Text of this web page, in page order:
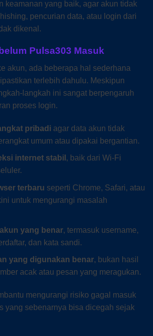
keamanan yang baik, agar akun tidak
pencurian data, atau login dari
dikenal.
Pulsa303 Masuk
akun, ada beberapa hal sederhana
terlebih dahulu. Meskipun
langkah ini sangat berpengaruh
proses login.
pribadi agar data akun tidak
umum atau dipakai bergantian.
internet stabil , baik dari Wi-Fi
terbaru seperti Chrome, Safari, atau
untuk mengurangi masalah
yang benar, termasuk username,
dan kata sandi.
yang digunakan benar, bukan hasil
acak atau pesan yang meragukan.
mengurangi risiko gagal masuk
yang sebenarnya bisa dicegah sejak